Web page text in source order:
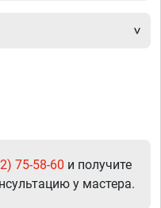
75-58-60 и получите
у мастера.